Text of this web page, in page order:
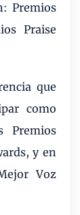
Premios
Praise
que
como
Premios
y en
Voz